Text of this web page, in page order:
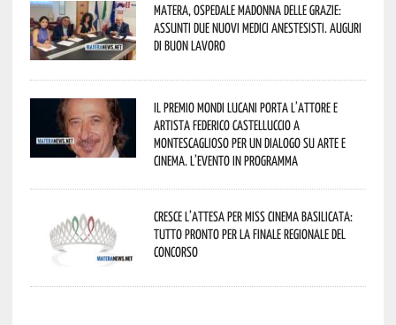
Matera, Ospedale Madonna delle Grazie:
assunti due nuovi medici anestesisti. Auguri
di buon lavoro
Il Premio Mondi Lucani porta l’attore e
artista Federico Castelluccio a
Montescaglioso per un dialogo su arte e
cinema. L’evento in programma
Cresce l’attesa per Miss Cinema Basilicata:
tutto pronto per la finale regionale del
concorso